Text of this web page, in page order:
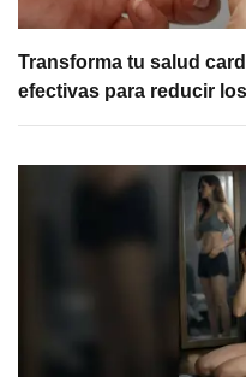
Transforma tu salud
efectivas para reducir